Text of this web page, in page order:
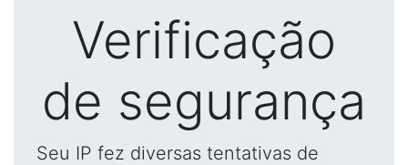
Verificação
de segurança
Seu IP fez diversas tentativas de